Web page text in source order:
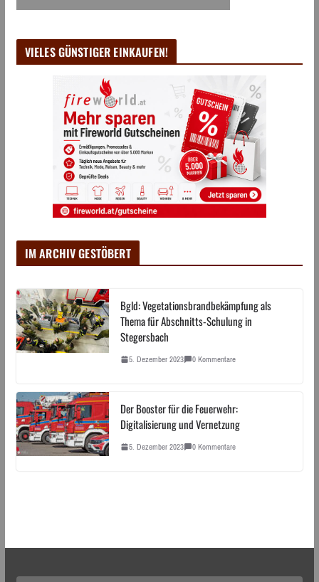
VIELES GÜNSTIGER EINKAUFEN!
IM ARCHIV GESTÖBERT
Bgld: Vegetationsbrandbekämpfung als
Thema für Abschnitts-Schulung in
Stegersbach
5. Dezember 2023 0 Kommentare
Der Booster für die Feuerwehr:
Digitalisierung und Vernetzung
5. Dezember 2023 0 Kommentare